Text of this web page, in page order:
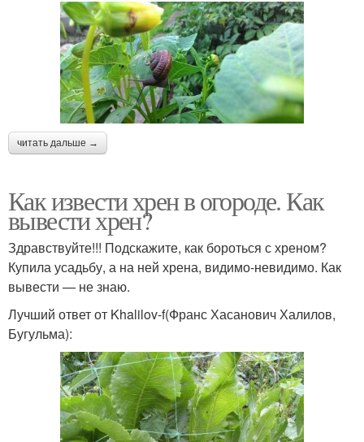
читать дальше →
Как извести хрен в огороде. Как
вывести хрен?
Здравствуйте!!! Подскажите, как бороться с хреном?
Купила усадьбу, а на ней хрена, видимо-невидимо. Как
вывести — не знаю.
Лучший ответ от Khalilov-f(Франс Хасанович Халилов,
Бугульма):